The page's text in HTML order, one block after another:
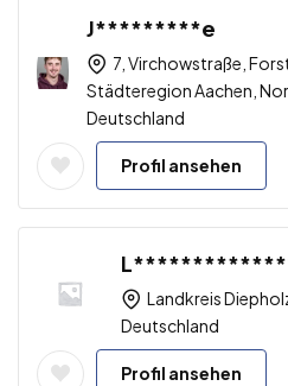
J*********e
7, Virchowstraße,
Städteregion Aachen,
Deutschland
Profil ansehen
Landkreis
Deutschland
Profil ansehen